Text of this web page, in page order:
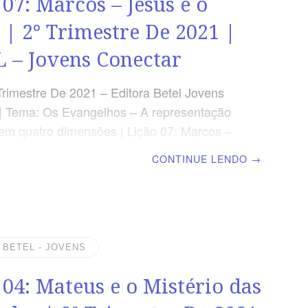
2° Trimestre De 2021 |
– Jovens Conectar
De 2021 – Editora Betel Jovens
Tema: Os Evangelhos – A representação
quatro dimensões | Lição 07: Marcos –
Vamos às aldeias vizinhas, para que
CONTINUE LENDO →
BETEL - JOVENS
Mateus e o Mistério das